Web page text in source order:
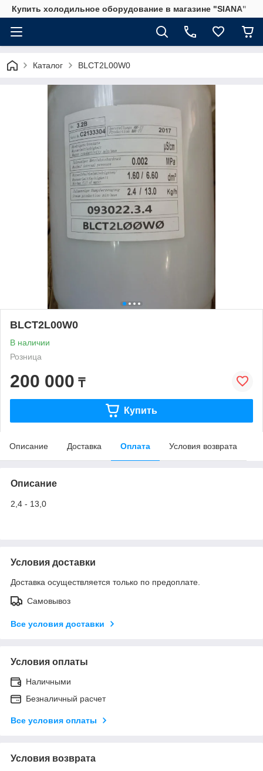
Купить холодильное оборудование в магазине "SIANA"
Каталог BLCT2L00W0
BLCT2L00W0
В наличии
Розница
200 000 ₸
Купить
Описание Доставка Оплата Условия возврата
Описание
2,4 - 13,0
Условия доставки
Доставка осуществляется только по предоплате.
Самовывоз
Все условия доставки
Условия оплаты
Наличными
Безналичный расчет
Все условия оплаты
Условия возврата